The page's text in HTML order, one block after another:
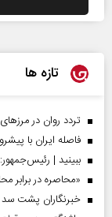
تازه ها
تردد روان در
فاصله ایران با
ببینید |
«محاصره در برابر
خبرنگاران پشت سد